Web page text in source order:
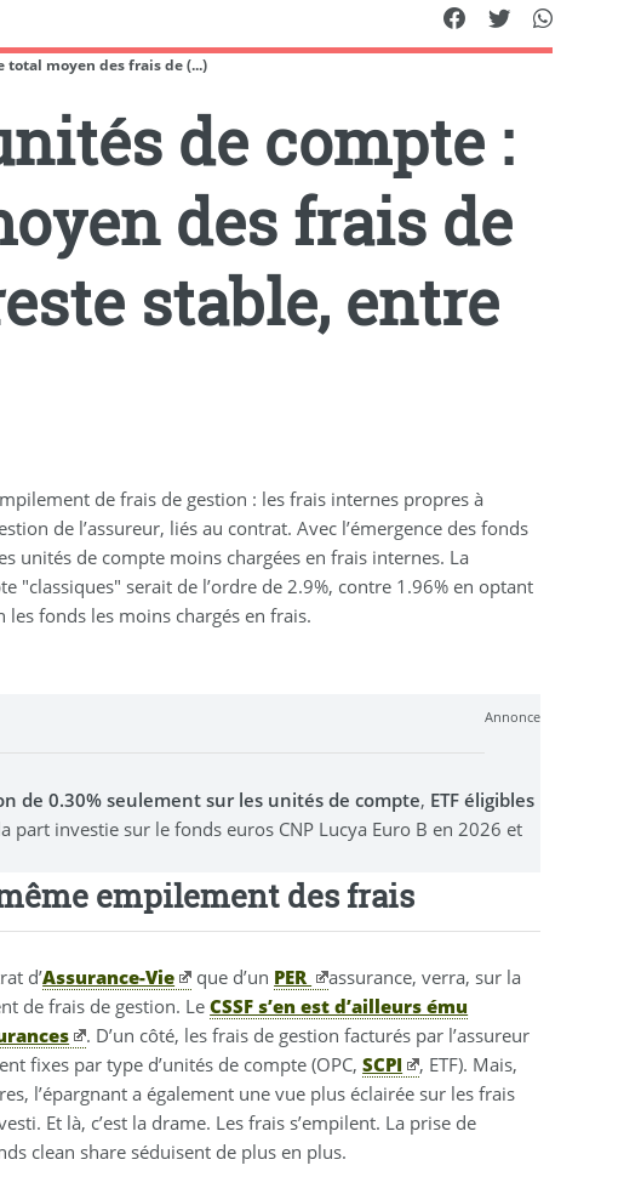
total moyen des frais de (...)
de compte :
des frais de
stable, entre
de frais de gestion : les frais internes propres à
de l’assureur, liés au contrat. Avec l’émergence des fonds
unités de compte moins chargées en frais internes. La
"classiques" serait de l’ordre de 2.9%, contre 1.96% en optant
les fonds les moins chargés en frais.
Annonce
de 0.30% seulement sur les unités de compte, ETF éligibles
part investie sur le fonds euros CNP Lucya Euro B en 2026 et
empilement des frais
d’Assurance-Vie que d’un PER
assurance, verra, sur la
de frais de gestion. LeCSSF s’en est d’ailleurs ému
. D’un côté, les frais de gestion facturés par l’assureur
fixes par type d’unités de compte (OPC,SCPI
, ETF). Mais,
l’épargnant a également une vue plus éclairée sur les frais
Et là, c’est la drame. Les frais s’empilent. La prise de
clean share séduisent de plus en plus.